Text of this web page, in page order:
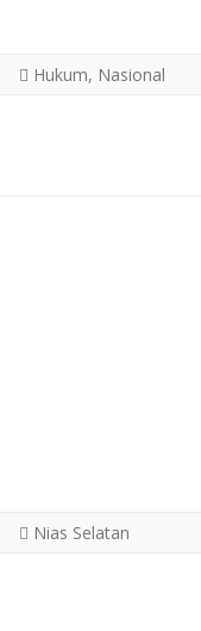
Hukum, Nasional
Nias Selatan